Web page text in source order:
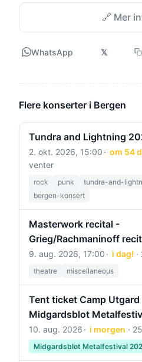
🔗 Mer
WhatsApp 𝕏
Flere konserter i Bergen
Tundra and Lightning
2. okt. 2026, 15:00 om 54
venter
rock punk
tundra-and-
bergen-konsert
Masterwork recital -
Grieg/Rachmaninoff
9. aug. 2026, 17:00 i dag!·
theatre miscellaneous
Tent ticket Camp Utgard
Midgardsblot
10. aug. 2026 i morgen ·
Midgardsblot Metalfestival